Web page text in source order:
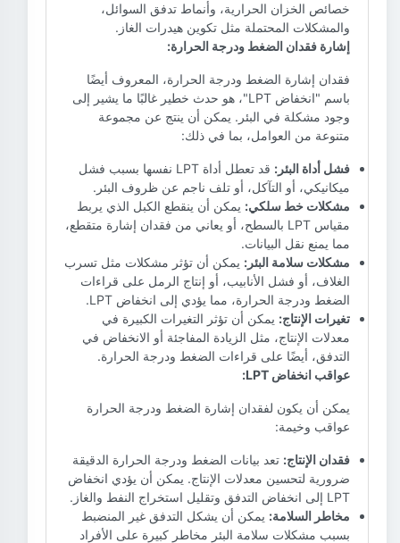
خصائص الخزان الحرارية، وأنماط تدفق السوائل،
والمشكلات المحتملة مثل تكوين هيدرات الغاز.
إشارة فقدان الضغط ودرجة الحرارة:
فقدان إشارة الضغط ودرجة الحرارة، المعروف أيضًا
باسم "انخفاض LPT"، هو حدث خطير غالبًا ما يشير إلى
وجود مشكلة في البئر. يمكن أن ينتج عن مجموعة
متنوعة من العوامل، بما في ذلك:
فشل أداة البئر:
قد تعطل أداة LPT نفسها بسبب فشل
ميكانيكي، أو التآكل، أو تلف ناجم عن ظروف البئر.
مشكلات خط سلكي: يمكن أن ينقطع الكبل الذي يربط
مقياس LPT بالسطح، أو يعاني من فقدان إشارة متقطع،
مما يمنع نقل البيانات.
مشكلات سلامة البئر: يمكن أن تؤثر مشكلات مثل تسرب
الغلاف، أو فشل الأنابيب، أو إنتاج الرمل على قراءات
الضغط ودرجة الحرارة، مما يؤدي إلى انخفاض LPT.
تغيرات الإنتاج: يمكن أن تؤثر التغيرات الكبيرة في
معدلات الإنتاج، مثل الزيادة المفاجئة أو الانخفاض في
التدفق، أيضًا على قراءات الضغط ودرجة الحرارة.
عواقب انخفاض LPT:
يمكن أن يكون لفقدان إشارة الضغط ودرجة الحرارة
عواقب وخيمة:
فقدان الإنتاج: تعد بيانات الضغط ودرجة الحرارة الدقيقة
ضرورية لتحسين معدلات الإنتاج. يمكن أن يؤدي انخفاض
LPT إلى انخفاض التدفق وتقليل استخراج النفط والغاز.
مخاطر السلامة: يمكن أن يشكل التدفق غير المنضبط
بسبب مشكلات سلامة البئر مخاطر كبيرة على الأفراد